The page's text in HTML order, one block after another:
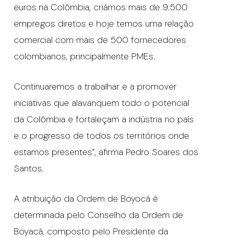
euros na Colômbia, criámos mais de 9.500
empregos diretos e hoje temos uma relação
comercial com mais de 500 fornecedores
colombianos, principalmente PMEs.
Continuaremos a trabalhar e a promover
iniciativas que alavanquem todo o potencial
da Colômbia e fortaleçam a indústria no país
e o progresso de todos os territórios onde
estamos presentes”, afirma Pedro Soares dos
Santos.
A atribuição da Ordem de Boyocá é
determinada pelo Conselho da Ordem de
Boyacá, composto pelo Presidente da